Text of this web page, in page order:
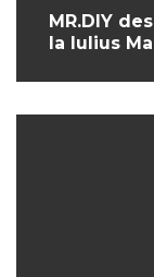
MR.DIY
la Iulius